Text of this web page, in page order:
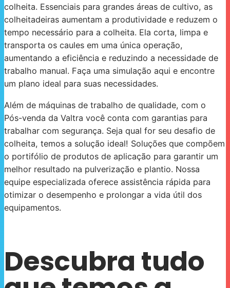
colheita. Essenciais para grandes áreas de cultivo, as
colheitadeiras aumentam a produtividade e reduzem o
tempo necessário para a colheita. Ela corta, limpa e
transporta os caules em uma única operação,
aumentando a eficiência e reduzindo a necessidade de
trabalho manual. Faça uma simulação aqui e encontre
um plano ideal para suas necessidades.
Além de máquinas de trabalho de qualidade, com o
Pós-venda da Valtra você conta com garantias para
trabalhar com segurança. Seja qual for seu desafio de
colheita, temos a solução ideal! Soluções que compõem
o portifólio de produtos de aplicação para garantir um
melhor resultado na pulverização e plantio. Nossa
equipe especializada oferece assistência rápida para
otimizar o desempenho e prolongar a vida útil dos
equipamentos.
Descubra tudo